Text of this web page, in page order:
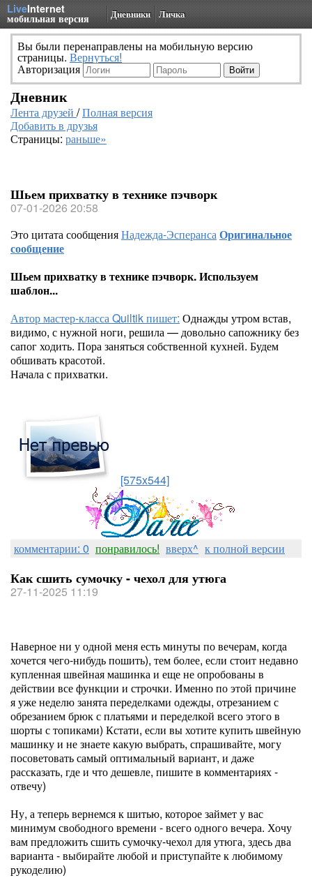
LiveInternet
мобильная версия Дневники Личка
Вы были перенаправлены на мобильную версию
страницы. Вернуться!
Авторизация
Дневник
Лента друзей /Полная версия
Добавить в друзья
Страницы: раньше»
Шьем прихватку в технике пэчворк
07-01-2026 20:58
Это цитата сообщенияНадежда-ЭсперансаОригинальное
сообщение
Шьем прихватку в технике пэчворк. Используем
шаблон...
Автор мастер-класса Quiltik пишет: Однажды утром встав,
видимо, с нужной ноги, решила — довольно сапожнику без
сапог ходить. Пора заняться собственной кухней. Будем
обшивать красотой.
Начала с прихватки.
[575x544]
комментарии: 0 понравилось! вверх^ к полной версии
Как сшить сумочку - чехол для утюга
27-11-2025 11:19
Наверное ни у одной меня есть минуты по вечерам, когда
хочется чего-нибудь пошить), тем более, если стоит недавно
купленная швейная машинка и еще не опробованы в
действии все функции и строчки. Именно по этой причине
я уже неделю занята переделками одежды, отрезанием с
обрезанием брюк с платьями и переделкой всего этого в
шорты с топиками) Кстати, если вы хотите купить швейную
машинку и не знаете какую выбрать, спрашивайте, могу
посоветовать самый оптимальный вариант, и даже
рассказать, где и что дешевле, пишите в комментариях -
отвечу)
Ну, а теперь вернемся к шитью, которое займет у вас
минимум свободного времени - всего одного вечера. Хочу
вам предложить сшить сумочку-чехол для утюга, здесь два
варианта - выбирайте любой и приступайте к любимому
рукоделию)